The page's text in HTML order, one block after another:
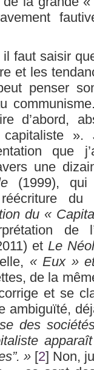
faut saisir
et les
penser
d’abord,
que
une
(1999), qui
réécriture du
du «
de
et Le
« Eux »
de la
et se
ambiguïté,
des
»[2] Non,